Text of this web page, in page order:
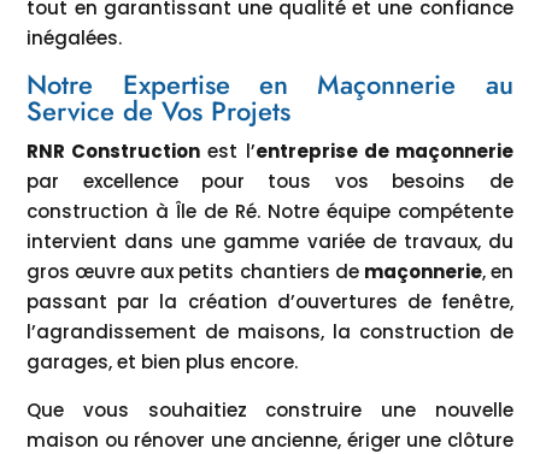
tout en garantissant une qualité et une confiance
inégalées.
Notre Expertise en Maçonnerie au
Service de Vos Projets
RNR Construction est l’entreprise de maçonnerie
par excellence pour tous vos besoins de
construction à Île de Ré. Notre équipe compétente
intervient dans une gamme variée de travaux, du
gros œuvre aux petits chantiers de maçonnerie, en
passant par la création d’ouvertures de fenêtre,
l’agrandissement de maisons, la construction de
garages, et bien plus encore.
Que vous souhaitiez construire une nouvelle
maison ou rénover une ancienne, ériger une clôture